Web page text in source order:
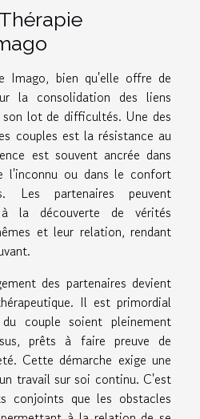
Imago, bien qu'elle offre de
la consolidation des liens
son lot de difficultés. Une des
couples est la résistance au
est souvent ancrée dans
l'inconnu ou dans le confort
Les partenaires peuvent
la découverte de vérités
et leur relation, rendant
des partenaires devient
Il est primordial
couple soient pleinement
prêts à faire preuve de
Cette démarche exige une
travail sur soi continu. C'est
conjoints que les obstacles